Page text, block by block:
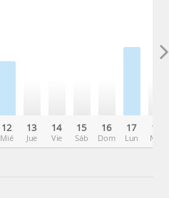
12
Mié
13
Jue
14
Vie
15
Sáb
16
Dom
17
Lun
18
Mar